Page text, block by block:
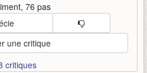
76 pas
une critique
critiques